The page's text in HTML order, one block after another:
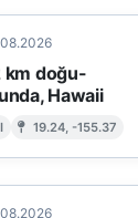
km doğu-
Hawaii
I 19.24, -155.37